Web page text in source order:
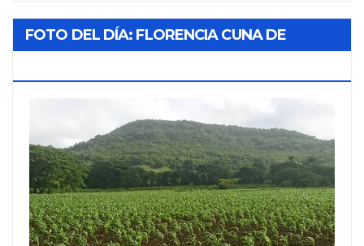
FOTO DEL DÍA: FLORENCIA CUNA DE